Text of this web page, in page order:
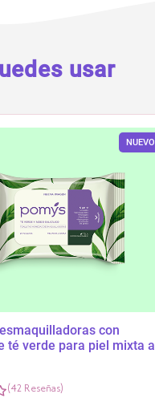
usar
NUEVO
con
té verde para piel mixta a
(42 Reseñas)